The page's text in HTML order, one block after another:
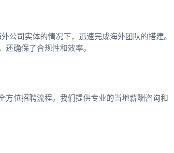
公司实体的情况下，迅速完成海外团队的搭建。
确保了合规性和效率。
方位招聘流程。我们提供专业的当地薪酬咨询和